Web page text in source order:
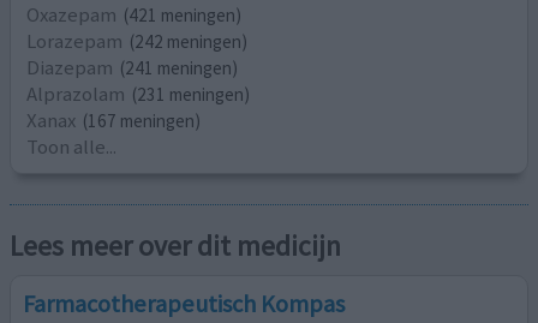
Oxazepam (421 meningen)
Lorazepam (242 meningen)
Diazepam (241 meningen)
Alprazolam (231 meningen)
Xanax (167 meningen)
Toon alle...
Lees meer over dit medicijn
Farmacotherapeutisch Kompas